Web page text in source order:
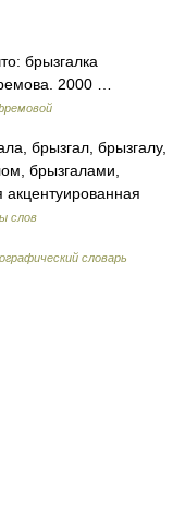
брызгалка
2000 …
брызгал, брызгалу,
брызгалами,
слов
словарь